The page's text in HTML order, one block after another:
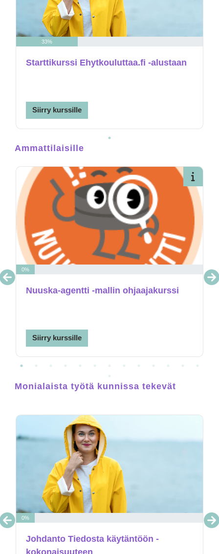
33%
Starttikurssi Ehytkouluttaa.fi -alustaan
Siirry kurssille
1
Ammattilaisille
kurssikuvaus Avaa
0%
Nuuska-agentti -mallin ohjaajakurssi
Siirry kurssille
1 2 3 4 5 6 7 8 9 10 11 12
13
14
Monialaista työtä kunnissa tekevät
0%
Johdanto Tiedosta käytäntöön -
kokonaisuuteen